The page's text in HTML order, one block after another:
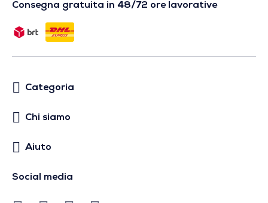
Consegna gratuita in 48/72 ore lavorative
Categoria
Chi siamo
Aiuto
Social media